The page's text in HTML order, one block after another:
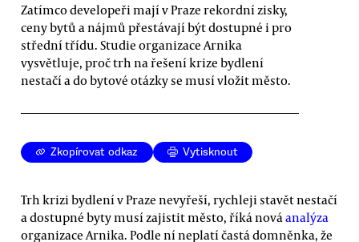
Zatímco developeři mají v Praze rekordní zisky,
ceny bytů a nájmů přestávají být dostupné i pro
střední třídu. Studie organizace Arnika
vysvětluje, proč trh na řešení krize bydlení
nestačí a do bytové otázky se musí vložit město.
Zkopírovat odkaz Vytisknout
Trh krizi bydlení v Praze nevyřeší, rychleji stavět nestačí
a dostupné byty musí zajistit město, říká nová analýza
organizace Arnika. Podle ní neplatí častá domněnka, že